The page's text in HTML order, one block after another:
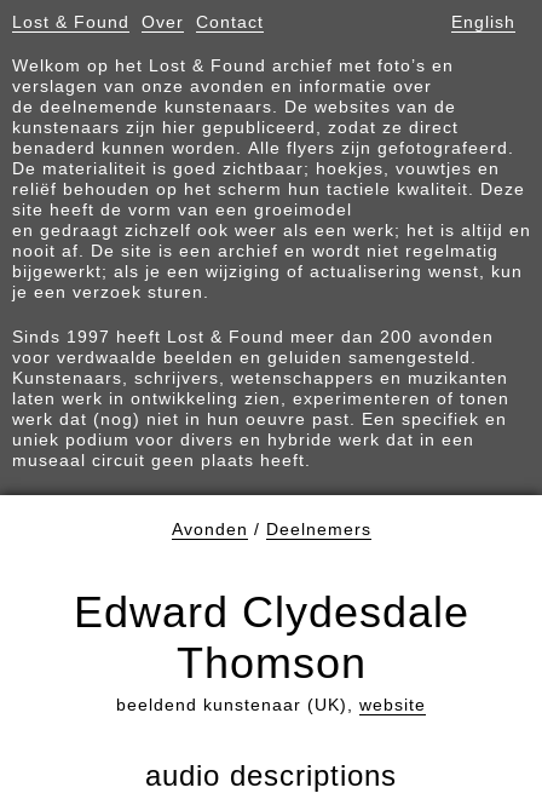
Lost & Found Over Contact English
Welkom op het Lost & Found archief met foto’s en
verslagen van onze avonden en informatie over
de deelnemende kunstenaars. De websites van de
kunstenaars zijn hier gepubliceerd, zodat ze direct
benaderd kunnen worden. Alle flyers zijn gefotografeerd.
De materialiteit is goed zichtbaar; hoekjes, vouwtjes en
reliëf behouden op het scherm hun tactiele kwaliteit. Deze
site heeft de vorm van een groeimodel
en gedraagt zichzelf ook weer als een werk; het is altijd en
nooit af. De site is een archief en wordt niet regelmatig
bijgewerkt; als je een wijziging of actualisering wenst, kun
je een verzoek sturen.
Sinds 1997 heeft Lost & Found meer dan 200 avonden
voor verdwaalde beelden en geluiden samengesteld.
Kunstenaars, schrijvers, wetenschappers en muzikanten
laten werk in ontwikkeling zien, experimenteren of tonen
werk dat (nog) niet in hun oeuvre past. Een specifiek en
uniek podium voor divers en hybride werk dat in een
museaal circuit geen plaats heeft.
Avonden / Deelnemers
Edward Clydesdale
Thomson
beeldend kunstenaar (UK), website
audio descriptions